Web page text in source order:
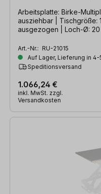
Arbeitsplatte: Birke-
ausziehbar | Tischgröße:
ausgezogen | Loch-Ø: 20
Art.-Nr.: RU-21015
Auf Lager, Lieferung in 4-
Speditionsversand
1.066,24 €
inkl. MwSt. zzgl.
Versandkosten